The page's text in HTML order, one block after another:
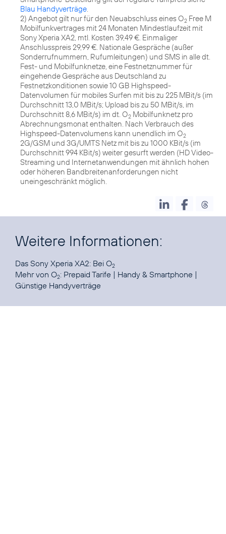
Blau Handyverträge.
2) Angebot gilt nur für den Neuabschluss eines O2 Free M
Mobilfunkvertrages mit 24 Monaten Mindestlaufzeit mit
Sony Xperia XA2, mtl. Kosten 39,49 €. Einmaliger
Anschlusspreis 29,99 €. Nationale Gespräche (außer
Sonderrufnummern, Rufumleitungen) und SMS in alle dt.
Fest- und Mobilfunknetze, eine Festnetznummer für
eingehende Gespräche aus Deutschland zu
Festnetzkonditionen sowie 10 GB Highspeed-
Datenvolumen für mobiles Surfen mit bis zu 225 MBit/s (im
Durchschnitt 13,0 MBit/s; Upload bis zu 50 MBit/s, im
Durchschnitt 8,6 MBit/s) im dt. O2 Mobilfunknetz pro
Abrechnungsmonat enthalten. Nach Verbrauch des
Highspeed-Datenvolumens kann unendlich im O2
2G/GSM und 3G/UMTS Netz mit bis zu 1000 KBit/s (im
Durchschnitt 994 KBit/s) weiter gesurft werden (HD Video-
Streaming und Internetanwendungen mit ähnlich hohen
oder höheren Bandbreitenanforderungen nicht
uneingeschränkt möglich.
Weitere Informationen:
Das Sony Xperia XA2: Bei O2
Mehr von O2: Prepaid Tarife | Handy & Smartphone |
Günstige Handyverträge